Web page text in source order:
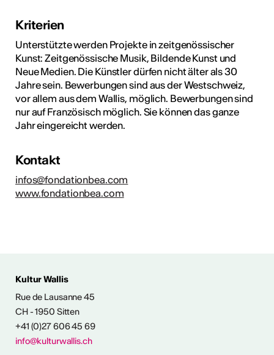
Kriterien
Unterstützte werden Projekte in zeitgenössischer
Kunst: Zeitgenössische Musik, Bildende Kunst und
Neue Medien. Die Künstler dürfen nicht älter als 30
Jahre sein. Bewerbungen sind aus der Westschweiz,
vor allem aus dem Wallis, möglich. Bewerbungen sind
nur auf Französisch möglich. Sie können das ganze
Jahr eingereicht werden.
Kontakt
infos@fondationbea.com
www.fondationbea.com
Kultur Wallis
Rue de Lausanne 45
CH - 1950 Sitten
+41 (0)27 606 45 69
info@kulturwallis.ch